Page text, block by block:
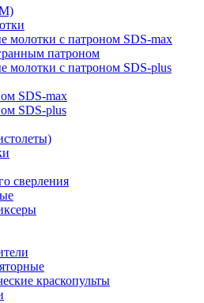
молотки с патроном SDS-max
патроном
молотки с патроном SDS-plus
SDS-max
SDS-plus
сверления
краскопульты